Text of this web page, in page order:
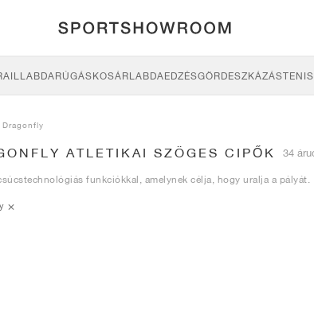
LABDARÚGÁSKOSÁRLABDAEDZÉSGÖRDESZKÁZÁS
Dragonfly
ATLETIKAI SZÖGES CIPŐK 34
funkciókkal, amelynek célja, hogy uralja a pályát.